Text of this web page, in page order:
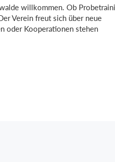
willkommen. Ob
Verein freut sich über neue
oder Kooperationen stehen